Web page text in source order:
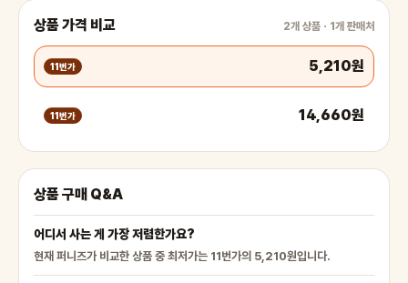
상품 가격 비교 2개 상품 · 1개 판매처
11번가 5,210원
11번가 14,660원
상품 구매 Q&A
어디서 사는 게 가장 저렴한가요?
현재 퍼니즈가 비교한 상품 중 최저가는 11번가의 5,210원입니다.